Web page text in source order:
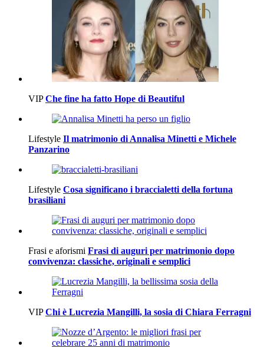
VIP Che fine ha fatto Hope di Beautiful
Lifestyle Il matrimonio di Annalisa Minetti e Michele
Panzarino
Lifestyle Cosa significano i braccialetti della fortuna
brasiliani
Frasi e aforismi Frasi di auguri per matrimonio dopo
convivenza: classiche, originali e semplici
VIP Chi è Lucrezia Mangilli, la sosia di Chiara Ferragni